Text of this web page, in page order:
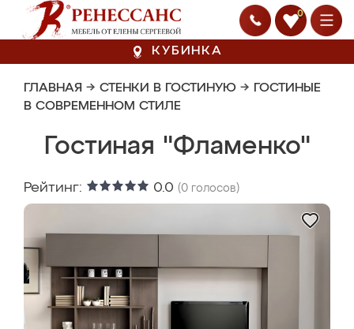
0
КУБИНКА
ГЛАВНАЯ → СТЕНКИ В ГОСТИНУЮ → ГОСТИНЫЕ
В СОВРЕМЕННОМ СТИЛЕ
Гостиная "Фламенко"
Рейтинг: 0.0 (0 голосов)